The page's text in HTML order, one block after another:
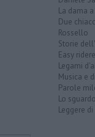
La dama
Due
Rossello
Storie
Easy
Legami
Musica e
Parole
Lo
Leggere